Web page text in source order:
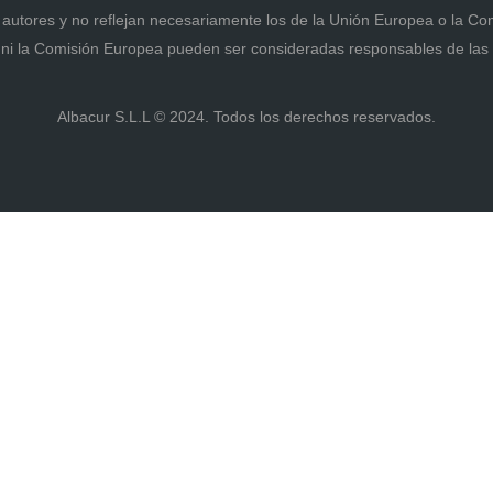
y no reflejan necesariamente los de la Unión Europea o la
la Comisión Europea pueden ser consideradas responsables de las
Albacur S.L.L © 2024. Todos los derechos reservados.